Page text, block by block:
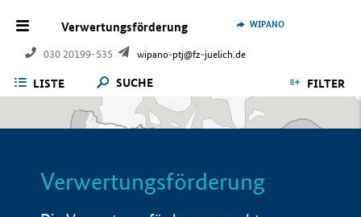
Verwertungsförderung
030 20199-535 wipano-ptj@fz-juelich.de
WIPANO
LISTE SUCHE FILTER
Verwertungsförderung